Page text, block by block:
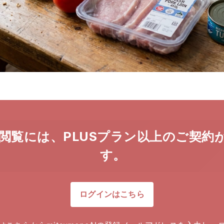
覧には、PLUSプラン以上のご契約
す。
ログインはこちら